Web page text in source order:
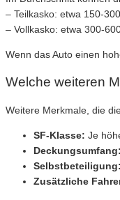
– Teilkasko: etwa 150-
– Vollkasko: etwa 300-
Wenn das Auto einen
Welche weiteren
Weitere Merkmale, die
SF-Klasse: Je
Deckungsumfang:
Selbstbeteiligung:
Zusätzliche